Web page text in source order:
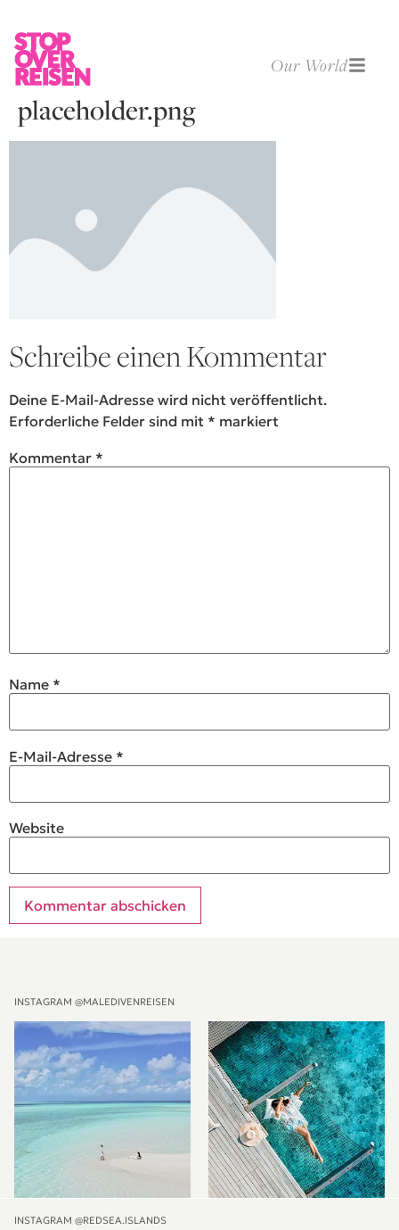
Our World
placeholder.png
Schreibe einen Kommentar
Deine E-Mail-Adresse wird nicht veröffentlicht.
Erforderliche Felder sind mit * markiert
Kommentar *
Name *
E-Mail-Adresse *
Website
INSTAGRAM @MALEDIVENREISEN
INSTAGRAM @REDSEA.ISLANDS